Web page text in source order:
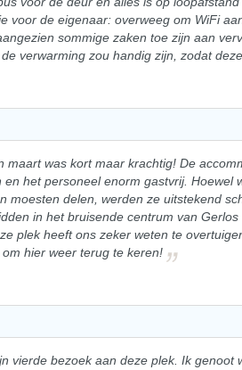
voor de eigenaar: overweeg om WiFi
sommige zaken toe zijn aan
verwarming zou handig zijn, zodat
maart was kort maar krachtig! De
en het personeel enorm gastvrij. Hoewel
moesten delen, werden ze uitstekend
in het bruisende centrum van
plek heeft ons zeker weten te
hier weer terug te keren!
vierde bezoek aan deze plek. Ik genoot